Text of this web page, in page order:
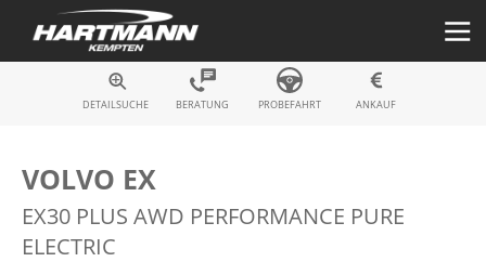
Fahrzeugsuche
DETAILSUCHE BERATUNG PROBEFAHRT ANKAUF
VOLVO EX
EX30 PLUS AWD PERFORMANCE PURE
ELECTRIC